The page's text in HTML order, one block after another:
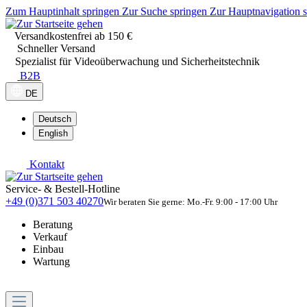
Zum Hauptinhalt springen Zur Suche springen Zur Hauptnavigation
Versandkostenfrei ab 150 €
Schneller Versand
Spezialist für Videoüberwachung und Sicherheitstechnik
B2B
DE
Deutsch
English
Kontakt
Service- & Bestell-Hotline
+49 (0)371 503 40270Wir beraten Sie gerne: Mo.-Fr. 9:00 - 17:00 Uhr
Beratung
Verkauf
Einbau
Wartung